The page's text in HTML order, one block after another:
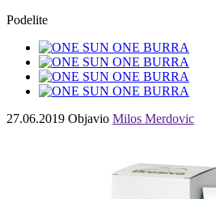
Podelite
27.06.2019 Objavio Milos Merdovic